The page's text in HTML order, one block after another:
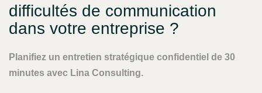
difficultés de communication
dans votre entreprise ?
Planifiez un entretien stratégique confidentiel de 30
minutes avec Lina Consulting.